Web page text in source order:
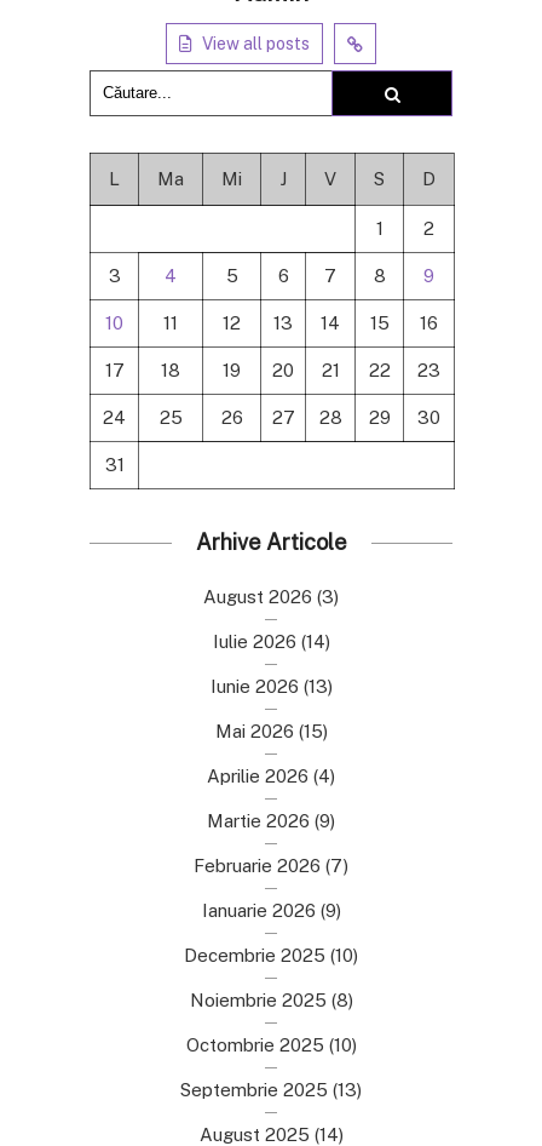
View all posts
L Ma Mi J V S D
1 2
3 4 5 6 7 8 9
10 11 12 13 14 15 16
17 18 19 20 21 22 23
24 25 26 27 28 29 30
31
Arhive Articole
August 2026 (3)
Iulie 2026 (14)
Iunie 2026 (13)
Mai 2026 (15)
Aprilie 2026 (4)
Martie 2026 (9)
Februarie 2026 (7)
Ianuarie 2026 (9)
Decembrie 2025 (10)
Noiembrie 2025 (8)
Octombrie 2025 (10)
Septembrie 2025 (13)
August 2025 (14)